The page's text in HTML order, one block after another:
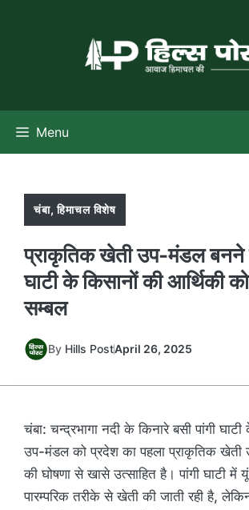
Menu
चंबा,हिमाचल विशेष
प्राकृतिक खेती उप-मंडल बनने
घाटी के किसानों की आर्थिकी
सम्बल
By Hills PostApril 26, 2025
चंबा: चन्द्रभागा नदी के किनारे बसी पांगी
उप-मंडल को प्रदेश का पहला प्राकृतिक खेती
की घोषणा से खासे उत्साहित है। पांगी घाटी में यूं
पारम्परिक तरीके से खेती की जाती रही है,